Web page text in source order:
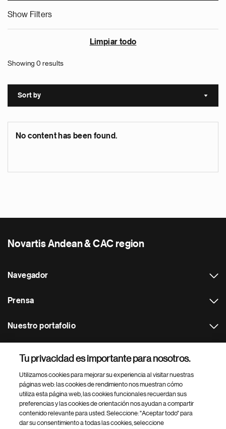
Show Filters
Limpiar todo
Showing 0 results
Sort by Sort
No content has been found.
Novartis Andean & CAC region
Navegador
Prensa
Nuestro portafolio
Footer Site Search
Tu privacidad es importante para nosotros.
Utilizamos cookies para mejorar su experiencia al visitar nuestras
páginas web: las cookies de rendimiento nos muestran cómo
utiliza esta página web, las cookies funcionales recuerdan sus
preferencias y las cookies de orientación nos ayudan a compartir
contenido relevante para usted. Seleccione: "Aceptar todo" para
dar su consentimiento a todas las cookies, seleccione